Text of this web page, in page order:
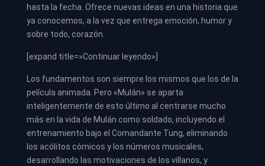
hasta la fecha. Ofrece nuevas ideas en una historia que
ya conocemos, a la vez que entrega emoción, humor y
sobre todo, corazón.
[expand title=»Continuar leyendo»]
Los fundamentos son siempre los mismos que los de la
película animada. Pero «Mulán» se aparta
inteligentemente de esto último al centrarse mucho
más en la vida de Mulán como soldado, incluyendo el
entrenamiento bajo el Comandante Tung, eliminando
los acólitos cómicos y los números musicales,
desarrollando las motivaciones de los villanos, y